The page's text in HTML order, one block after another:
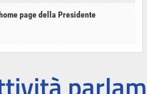
page della Presidente